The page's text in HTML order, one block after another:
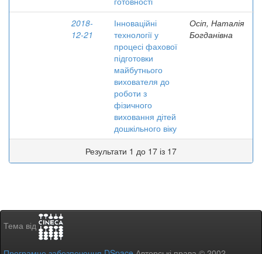
2018-
12-21
Інноваційні
технології у
процесі фахової
підготовки
майбутнього
вихователя до
роботи з
фізичного
виховання дітей
дошкільного віку
Осіп, Наталія
Богданівна
Результати 1 до 17 із 17
Тема від